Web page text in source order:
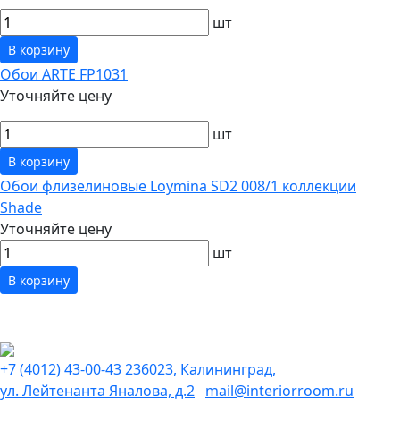
шт
В корзину
Обои ARTE FP1031
Уточняйте цену
шт
В корзину
Обои флизелиновые Loymina SD2 008/1 коллекции
Shade
Уточняйте цену
шт
В корзину
+7 (4012) 43-00-43236023, Калининград,
ул. Лейтенанта Яналова, д.2 mail@interiorroom.ru